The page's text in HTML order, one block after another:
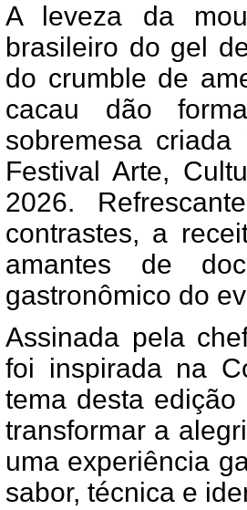
A leveza da
brasileiro do gel
do crumble de
cacau dão
sobremesa
Festival Arte,
2026.
contrastes, a
amantes de
gastronômico do
Assinada pela
foi inspirada na
tema desta
transformar a
uma experiência
sabor, técnica e